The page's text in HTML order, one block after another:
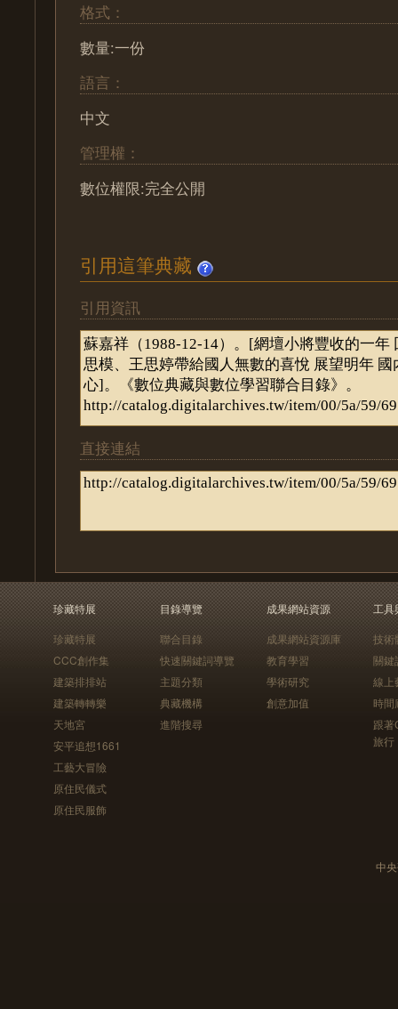
格式：
數量:一份
語言：
中文
管理權：
數位權限:完全公開
引用這筆典藏
引用資訊
直接連結
珍藏特展
珍藏特展
CCC創作集
建築排排站
建築轉轉樂
天地宮
安平追想1661
工藝大冒險
原住民儀式
原住民服飾
目錄導覽
聯合目錄
快速關鍵詞導覽
主題分類
典藏機構
進階搜尋
成果網站資源
成果網站資源庫
教育學習
學術研究
創意加值
工具
技術
關鍵
線上
時間
跟
旅行
中